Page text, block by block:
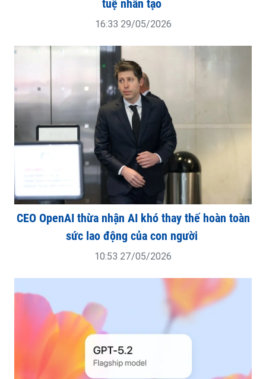
tuệ nhân tạo
16:33 29/05/2026
CEO OpenAI thừa nhận AI khó thay thế hoàn toàn
sức lao động của con người
10:53 27/05/2026